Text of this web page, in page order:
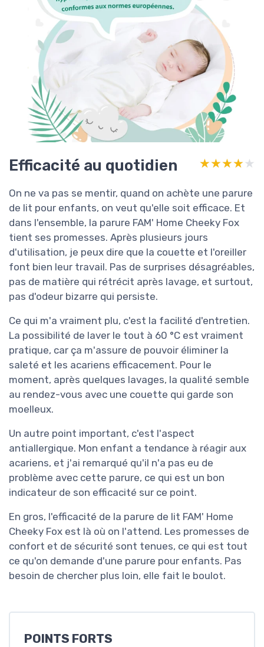
Efficacité au quotidien ★★★★★
★★★★★
On ne va pas se mentir, quand on achète une parure
de lit pour enfants, on veut qu'elle soit efficace. Et
dans l'ensemble, la parure FAM' Home Cheeky Fox
tient ses promesses. Après plusieurs jours
d'utilisation, je peux dire que la couette et l'oreiller
font bien leur travail. Pas de surprises désagréables,
pas de matière qui rétrécit après lavage, et surtout,
pas d'odeur bizarre qui persiste.
Ce qui m'a vraiment plu, c'est la facilité d'entretien.
La possibilité de laver le tout à 60 °C est vraiment
pratique, car ça m'assure de pouvoir éliminer la
saleté et les acariens efficacement. Pour le
moment, après quelques lavages, la qualité semble
au rendez-vous avec une couette qui garde son
moelleux.
Un autre point important, c'est l'aspect
antiallergique. Mon enfant a tendance à réagir aux
acariens, et j'ai remarqué qu'il n'a pas eu de
problème avec cette parure, ce qui est un bon
indicateur de son efficacité sur ce point.
En gros, l'efficacité de la parure de lit FAM' Home
Cheeky Fox est là où on l'attend. Les promesses de
confort et de sécurité sont tenues, ce qui est tout
ce qu'on demande d'une parure pour enfants. Pas
besoin de chercher plus loin, elle fait le boulot.
POINTS FORTS